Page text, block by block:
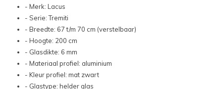
- Merk: Lacus
- Serie: Tremiti
- Breedte: 67 t/m 70 cm (verstelbaar)
- Hoogte: 200 cm
- Glasdikte: 6 mm
- Materiaal profiel: aluminium
- Kleur profiel: mat zwart
- Glastype: helder glas